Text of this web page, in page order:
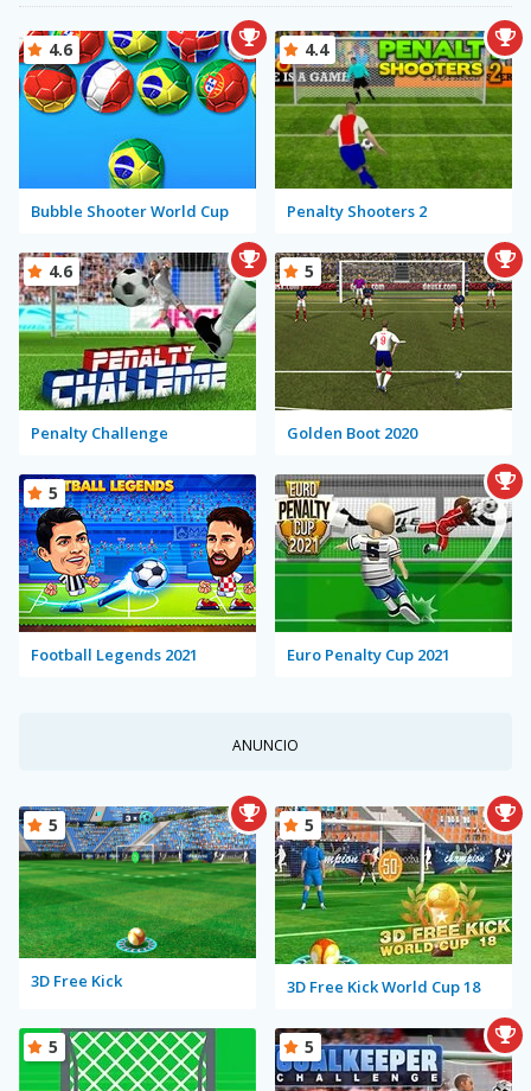
Bubble Shooter World Cup
4.6
Penalty Shooters 2
4.4
Penalty Challenge
4.6
Golden Boot 2020
5
Football Legends 2021
5
Euro Penalty Cup 2021
ANUNCIO
3D Free Kick
5
3D Free Kick World Cup 18
5
5 5